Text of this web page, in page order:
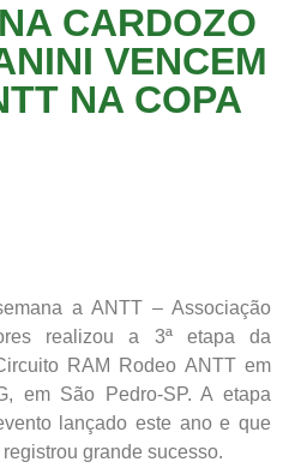
CARDOZO
VENCEM
NA COPA
a ANTT – Associação
realizou a 3ª etapa da
RAM Rodeo ANTT em
em São Pedro-SP. A etapa
lançado este ano e que
grande sucesso.